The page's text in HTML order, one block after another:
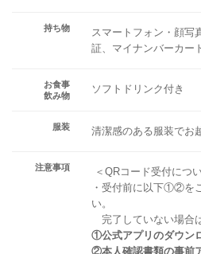
持ち物
スマートフォン・顔写
証、マイナンバーカー
お食事
飲み物
ソフトドリンク付き
服装 清潔感のある服装でお
注意事項
＜QRコード受付につ
・受付前に以下①②を
い。
完了していない場合
①公式アプリのダウン
②本人確認書類の事前